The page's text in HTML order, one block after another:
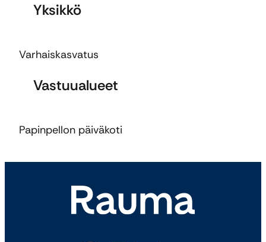
Yksikkö
Varhaiskasvatus
Vastuualueet
Papinpellon päiväkoti